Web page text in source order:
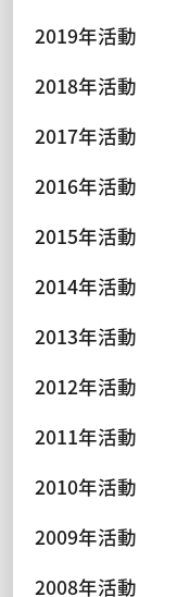
2019年活動
2018年活動
2017年活動
2016年活動
2015年活動
2014年活動
2013年活動
2012年活動
2011年活動
2010年活動
2009年活動
2008年活動